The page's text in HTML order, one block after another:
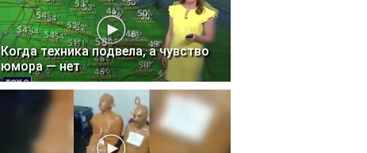
Когда техника подвела, а чувство
юмора — нет